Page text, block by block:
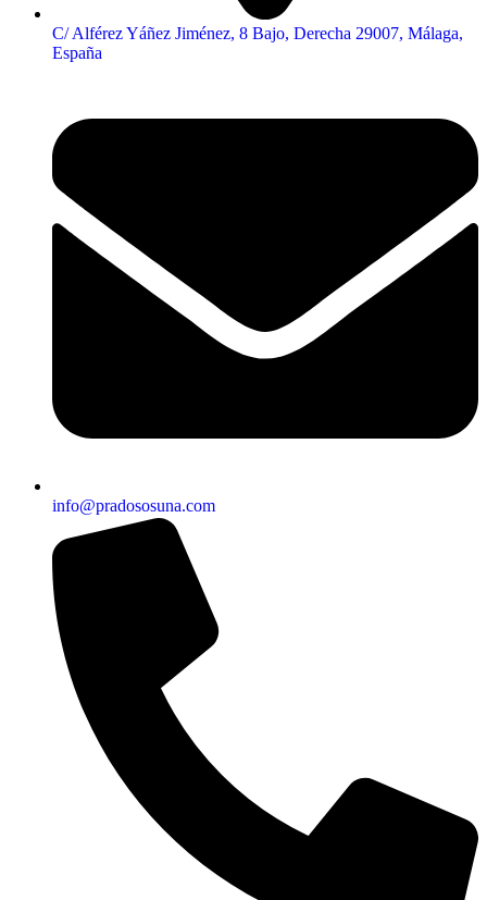
C/ Alférez Yáñez Jiménez, 8 Bajo, Derecha 29007, Málaga,
España
info@pradososuna.com